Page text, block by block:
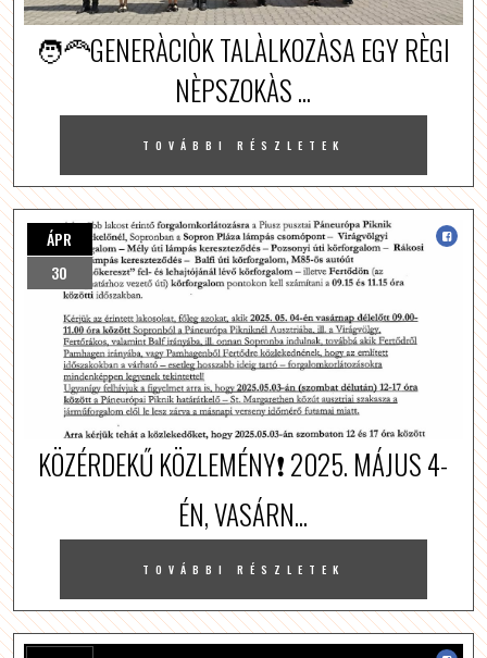
🧑‍🦰GENERÀCIÒK TALÀLKOZÀSA EGY RÈGI
NÈPSZOKÀS ...
TOVÁBBI RÉSZLETEK
ÁPR
30
KÖZÉRDEKŰ KÖZLEMÉNY❗️ 2025. MÁJUS 4-
ÉN, VASÁRN...
TOVÁBBI RÉSZLETEK